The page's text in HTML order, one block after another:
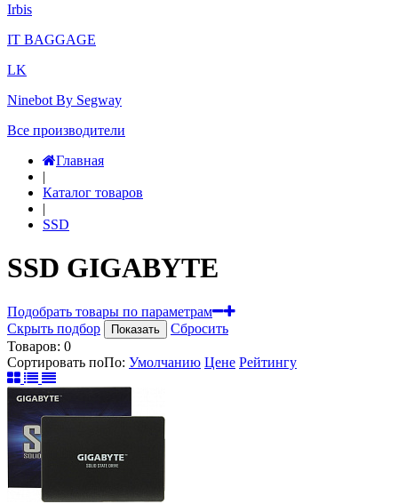
Irbis
IT BAGGAGE
LK
Ninebot By Segway
Все производители
Главная
|
Каталог товаров
|
SSD
SSD GIGABYTE
Подобрать товары по параметрам
Скрыть подбор
Показать
Сбросить
Товаров: 0
Сортировать поПо: Умолчанию Цене Рейтингу